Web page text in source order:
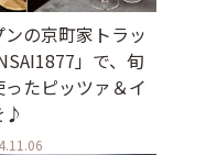
の京町家トラッ
」で、旬
たピッツァ＆イ
♪